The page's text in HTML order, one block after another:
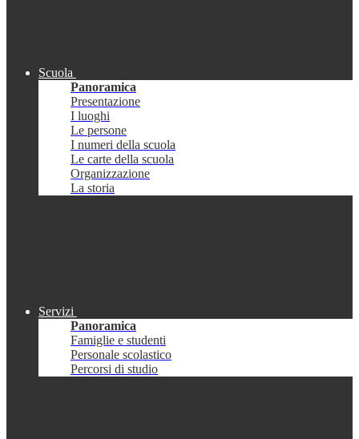
Scuola
Panoramica
Presentazione
I luoghi
Le persone
I numeri della scuola
Le carte della scuola
Organizzazione
La storia
Servizi
Panoramica
Famiglie e studenti
Personale scolastico
Percorsi di studio